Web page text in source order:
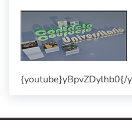
{youtube}yBpvZDylhb0{/